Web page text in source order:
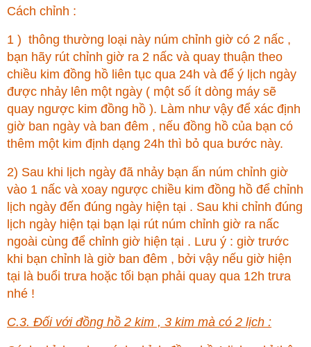
Cách chỉnh :
1 ) thông thường loại này núm chỉnh giờ có 2 nấc ,
bạn hãy rút chỉnh giờ ra 2 nấc và quay thuận theo
chiều kim đồng hồ liên tục qua 24h và để ý lịch ngày
được nhảy lên một ngày ( một số ít dòng máy sẽ
quay ngược kim đồng hồ ). Làm như vậy để xác định
giờ ban ngày và ban đêm , nếu đồng hồ của bạn có
thêm một kim định dạng 24h thì bỏ qua bước này.
2) Sau khi lịch ngày đã nhảy bạn ấn núm chỉnh giờ
vào 1 nấc và xoay ngược chiều kim đồng hồ để chỉnh
lịch ngày đến đúng ngày hiện tại . Sau khi chỉnh đúng
lịch ngày hiện tại bạn lại rút núm chỉnh giờ ra nấc
ngoài cùng để chỉnh giờ hiện tại . Lưu ý : giờ trước
khi bạn chỉnh là giờ ban đêm , bởi vậy nếu giờ hiện
tại là buổi trưa hoặc tối bạn phải quay qua 12h trưa
nhé !
C.3. Đối với đồng hồ 2 kim , 3 kim mà có 2 lịch :